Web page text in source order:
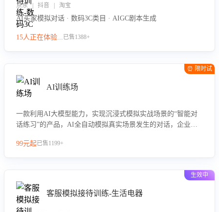
京东 | 抖音 | 淘宝
AI买家模拟对话 · 数码3C类目 · AIGC剧本生成
15人正在体验...已售1388+
⏰ 限时试
AI训练场
一款利用AI大模型能力，实现沉浸式模拟实战场景的“智能对
话练习”的产品，AI全自动模拟真实场景发生的对话，企业可
力。
99元起已售1199+
生效中
客服模拟接待训练-生活电器